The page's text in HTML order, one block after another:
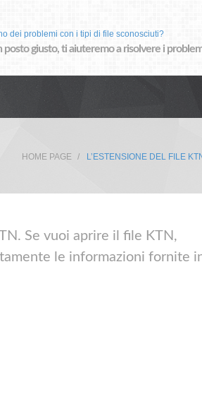
dei problemi con i tipi di file sconosciuti?
posto giusto, ti aiuteremo a risolvere i
HOME PAGE L’ESTENSIONE DEL FILE
Se vuoi aprire il file KTN,
le informazioni fornite